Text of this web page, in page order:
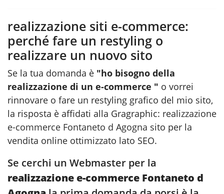
realizzazione siti e-commerce:
perché fare un restyling o
realizzare un nuovo sito
Se la tua domanda è "ho bisogno della
realizzazione di un e-commerce " o vorrei
rinnovare o fare un restyling grafico del mio sito,
la risposta è affidati alla Gragraphic: realizzazione
e-commerce Fontaneto d Agogna sito per la
vendita online ottimizzato lato SEO.
Se cerchi un Webmaster per la
realizzazione e-commerce Fontaneto d